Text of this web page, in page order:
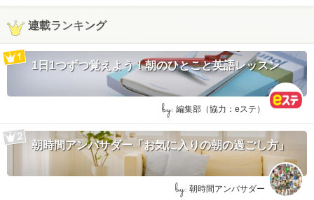
連載ランキング
1日1つずつ覚えよう！朝のひとこと英語レッスン
by: 編集部（協力：eステ）
朝時間アンバサダー「お気に入りの朝の過ごし方」
by: 朝時間アンバサダー